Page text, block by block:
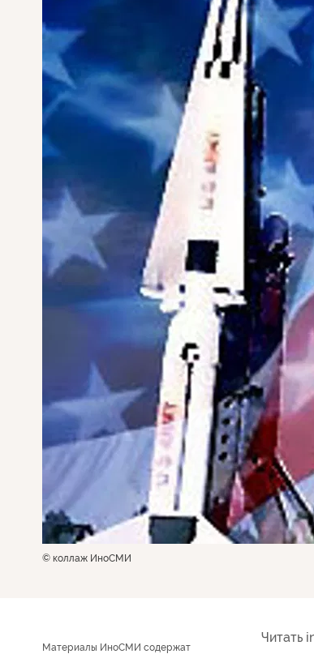
© коллаж ИноСМИ
Материалы ИноСМИ содержат
Читать